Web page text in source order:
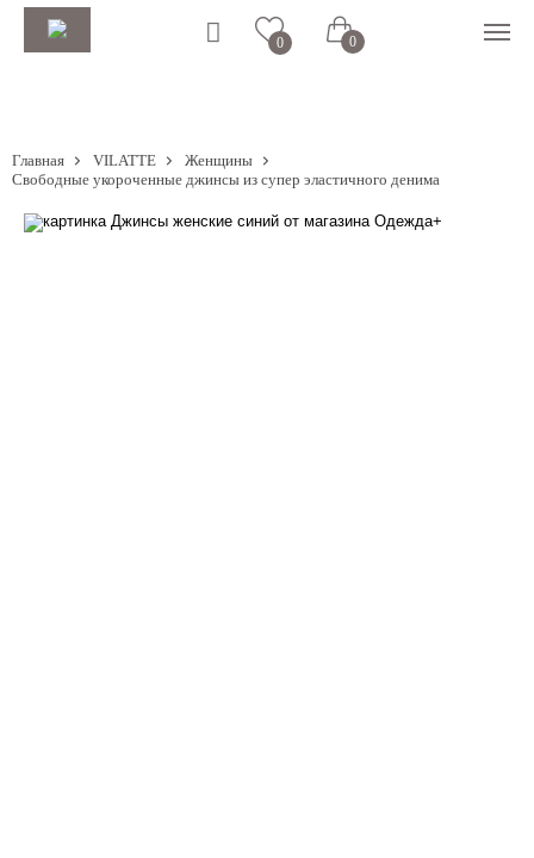
0 0
Главная VILATTE
Женщины
Свободные укороченные джинсы из супер эластичного денима